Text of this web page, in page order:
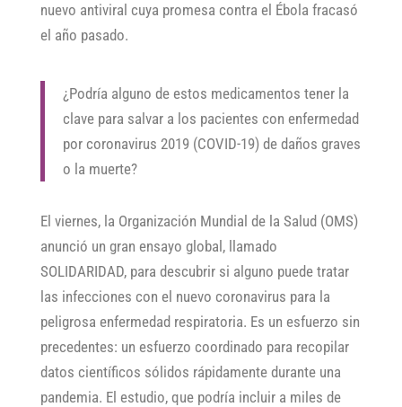
nuevo antiviral cuya promesa contra el Ébola fracasó
el año pasado.
¿Podría alguno de estos medicamentos tener la
clave para salvar a los pacientes con enfermedad
por coronavirus 2019 (COVID-19) de daños graves
o la muerte?
El viernes, la Organización Mundial de la Salud (OMS)
anunció un gran ensayo global, llamado
SOLIDARIDAD, para descubrir si alguno puede tratar
las infecciones con el nuevo coronavirus para la
peligrosa enfermedad respiratoria. Es un esfuerzo sin
precedentes: un esfuerzo coordinado para recopilar
datos científicos sólidos rápidamente durante una
pandemia. El estudio, que podría incluir a miles de